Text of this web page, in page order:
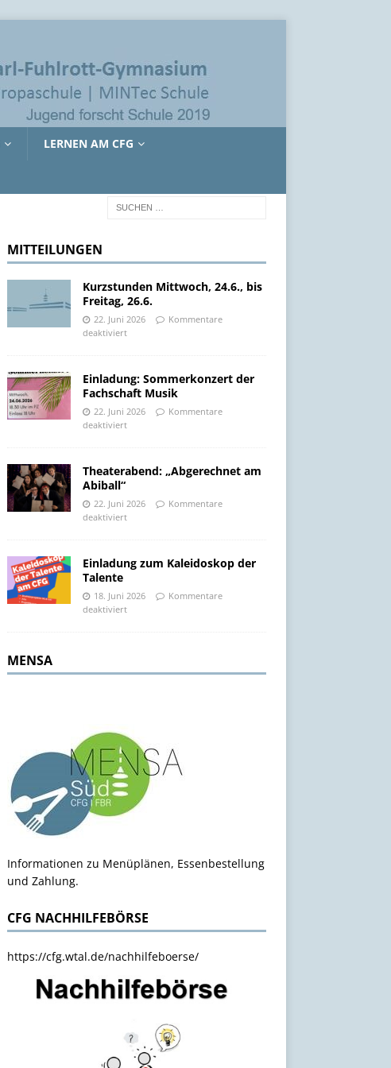
LERNEN AM CFG
MITTEILUNGEN
Kurzstunden Mittwoch, 24.6., bis
Freitag, 26.6.
22. Juni 2026
Kommentare
deaktiviert
Einladung: Sommerkonzert der
Fachschaft Musik
22. Juni 2026
Kommentare
deaktiviert
Theaterabend: „Abgerechnet am
Abiball“
22. Juni 2026
Kommentare
deaktiviert
Einladung zum Kaleidoskop der
Talente
18. Juni 2026
Kommentare
deaktiviert
MENSA
Informationen zu Menüplänen, Essenbestellung
und Zahlung.
CFG NACHHILFEBÖRSE
https://cfg.wtal.de/nachhilfeboerse/